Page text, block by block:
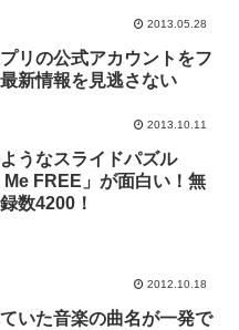
2013.05.28
リの公式アカウントをフ
新情報を見逃さない
2013.10.11
うなスライドパズル
Me FREE」が面白い！無
数4200！
2012.10.18
いた音楽の曲名が一発で